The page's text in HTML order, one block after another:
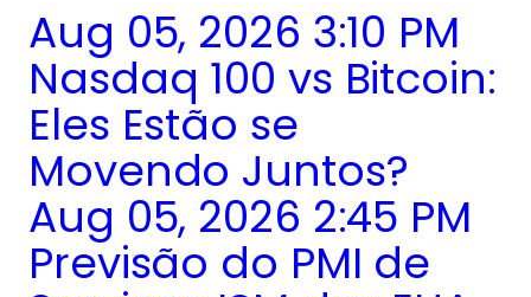
Aug 05, 2026 3:10 PM
Nasdaq 100 vs Bitcoin:
Eles Estão se
Movendo Juntos?
Aug 05, 2026 2:45 PM
Previsão do PMI de